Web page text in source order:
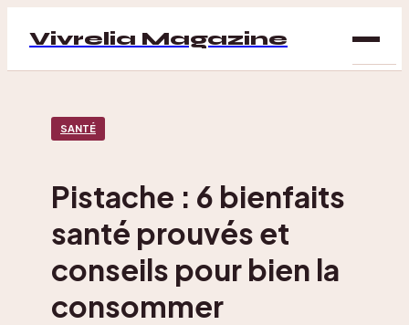
Vivrelia Magazine
SANTÉ
Pistache : 6 bienfaits
santé prouvés et
conseils pour bien la
consommer